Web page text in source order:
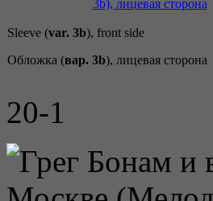
Sleeve (var. 3b), front side
Обложка (вар. 3b), лицевая сторона
20-1